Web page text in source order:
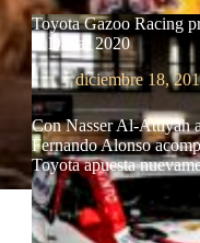
Toyota Gazoo Racing
el Dakar 2020
diciembre 18,
Con Nasser Al-Attiyah
Fernando Alonso
Toyota apuesta